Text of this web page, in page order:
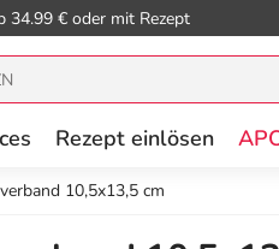
34.99 € oder mit Rezept
Rezept einlösen
10,5x13,5 cm